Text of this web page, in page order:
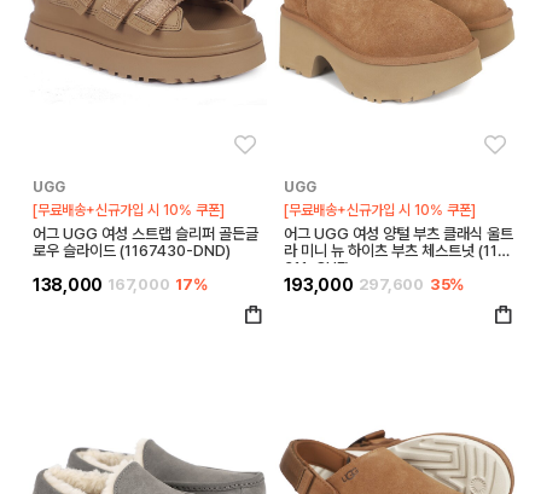
UGG
[무료배송+신규가입 시 10% 쿠폰]
어그 UGG 여성 스트랩 슬리퍼 골든글
로우 슬라이드 (1167430-DND)
138,000 167,000 17%
UGG
[무료배송+신규가입 시 10% 쿠폰]
어그 UGG 여성 양털 부츠 클래식 울트
라 미니 뉴 하이츠 부츠 체스트넛 (1158
311-CHE)
193,000 297,600 35%